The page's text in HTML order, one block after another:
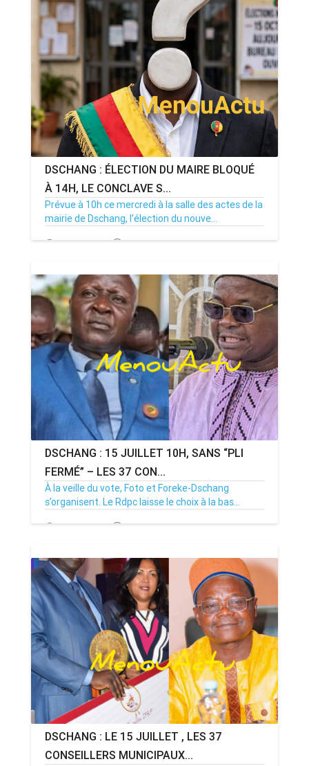
DSCHANG : ÉLECTION DU MAIRE BLOQUÉ
À 14H, LE CONCLAVE S...
Prévue à 10h ce mercredi à la salle des actes de la
mairie de Dschang, l’élection du nouve...
15/07/26 Par MenouActu 0
DSCHANG : 15 JUILLET 10H, SANS “PLI
FERMÉ” – LES 37 CON...
À la veille du vote, Foto et Foreke-Dschang
s’organisent. Le Rdpc laisse le choix à la bas...
14/07/26 Par MenouActu 0
DSCHANG : LE 15 JUILLET , LES 37
CONSEILLERS MUNICIPAUX...